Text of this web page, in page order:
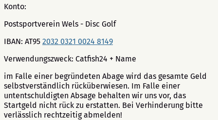
Konto:
Postsportverein Wels - Disc Golf
IBAN: AT95 2032 0321 0024 8149
Verwendungszweck: Catfish24 + Name
im Falle einer begründeten Abage wird das gesamte Geld
selbstverständlich rücküberwiesen. Im Falle einer
untentschuldigten Absage behalten wir uns vor, das
Startgeld nicht rück zu erstatten. Bei Verhinderung bitte
verlässlich rechtzeitig abmelden!